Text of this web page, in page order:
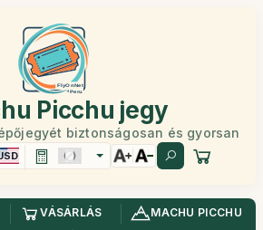
Picchu jegy
biztonságosan és gyorsan
VÁSÁRLÁS
MACHU PICCHU